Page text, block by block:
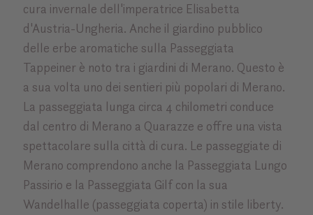
cura invernale dell'imperatrice Elisabetta
d'Austria-Ungheria. Anche il giardino pubblico
delle erbe aromatiche sulla Passeggiata
Tappeiner è noto tra i giardini di Merano. Questo è
a sua volta uno dei sentieri più popolari di Merano.
La passeggiata lunga circa 4 chilometri conduce
dal centro di Merano a Quarazze e offre una vista
spettacolare sulla città di cura. Le passeggiate di
Merano comprendono anche la Passeggiata Lungo
Passirio e la Passeggiata Gilf con la sua
Wandelhalle (passeggiata coperta) in stile liberty.